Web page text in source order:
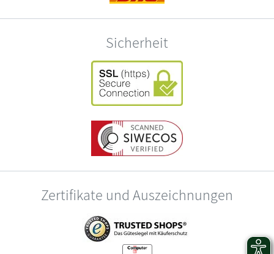
Sicherheit
Zertifikate und Auszeichnungen